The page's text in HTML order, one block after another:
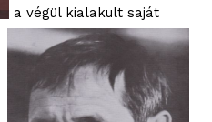
a végül kialakult saját